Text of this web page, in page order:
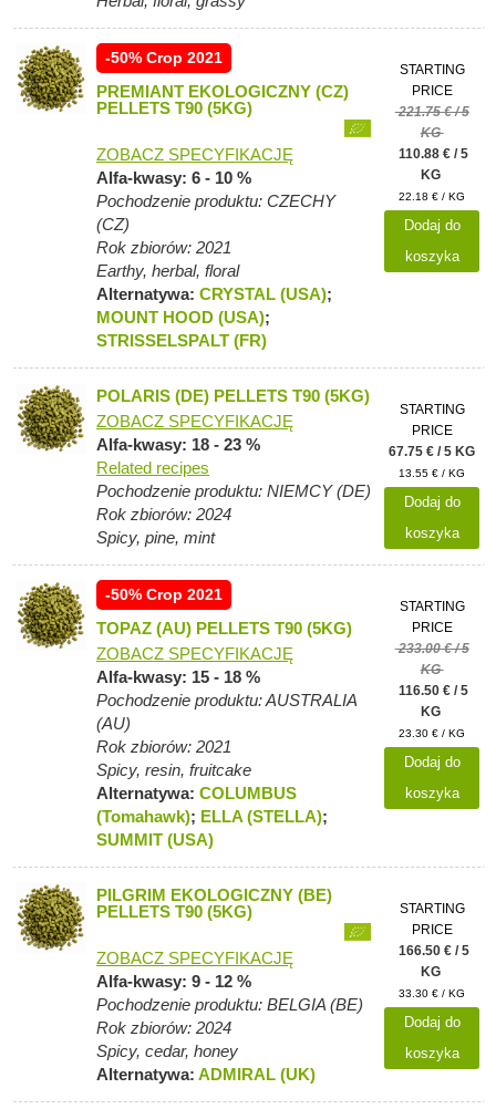
-50% Crop 2021
PREMIANT EKOLOGICZNY (CZ)
PELLETS T90 (5KG)
ZOBACZ SPECYFIKACJĘ
Alfa-kwasy: 6 - 10 %
Pochodzenie produktu: CZECHY
(CZ)
Rok zbiorów: 2021
Earthy, herbal, floral
Alternatywa: CRYSTAL (USA);
MOUNT HOOD (USA);
STRISSELSPALT (FR)
STARTING
PRICE
221.75 € / 5
KG
110.88 € / 5
KG
22.18 € / KG
Dodaj do
koszyka
POLARIS (DE) PELLETS T90 (5KG)
ZOBACZ SPECYFIKACJĘ
Alfa-kwasy: 18 - 23 %
Related recipes
Pochodzenie produktu: NIEMCY (DE)
Rok zbiorów: 2024
Spicy, pine, mint
STARTING
PRICE
67.75 € / 5 KG
13.55 € / KG
Dodaj do
koszyka
-50% Crop 2021
TOPAZ (AU) PELLETS T90 (5KG)
ZOBACZ SPECYFIKACJĘ
Alfa-kwasy: 15 - 18 %
Pochodzenie produktu: AUSTRALIA
(AU)
Rok zbiorów: 2021
Spicy, resin, fruitcake
Alternatywa: COLUMBUS
(Tomahawk); ELLA (STELLA);
SUMMIT (USA)
STARTING
PRICE
233.00 € / 5
KG
116.50 € / 5
KG
23.30 € / KG
Dodaj do
koszyka
PILGRIM EKOLOGICZNY (BE)
PELLETS T90 (5KG)
ZOBACZ SPECYFIKACJĘ
Alfa-kwasy: 9 - 12 %
Pochodzenie produktu: BELGIA (BE)
Rok zbiorów: 2024
Spicy, cedar, honey
Alternatywa: ADMIRAL (UK)
STARTING
PRICE
166.50 € / 5
KG
33.30 € / KG
Dodaj do
koszyka